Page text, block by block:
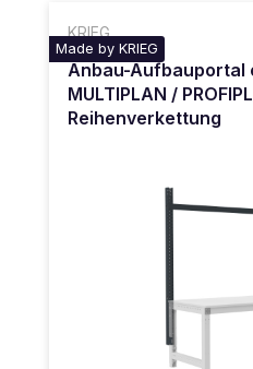
KRIEG
Made by KRIEG
Anbau-Aufbauportal
MULTIPLAN /
Reihenverkettung